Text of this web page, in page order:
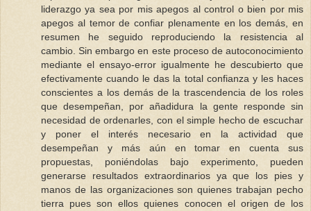
liderazgo ya sea por mis apegos al control o bien por mis
apegos al temor de confiar plenamente en los demás, en
resumen he seguido reproduciendo la resistencia al
cambio. Sin embargo en este proceso de autoconocimiento
mediante el ensayo-error igualmente he descubierto que
efectivamente cuando le das la total confianza y les haces
conscientes a los demás de la trascendencia de los roles
que desempeñan, por añadidura la gente responde sin
necesidad de ordenarles, con el simple hecho de escuchar
y poner el interés necesario en la actividad que
desempeñan y más aún en tomar en cuenta sus
propuestas, poniéndolas bajo experimento, pueden
generarse resultados extraordinarios ya que los pies y
manos de las organizaciones son quienes trabajan pecho
tierra pues son ellos quienes conocen el origen de los